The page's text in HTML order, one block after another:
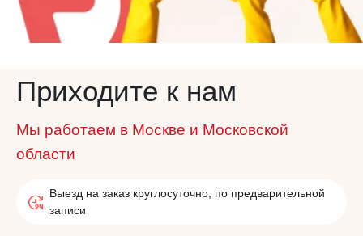
Приходите к нам
Мы работаем в Москве и Московской
области
Выезд на заказ круглосуточно, по предварительной
записи